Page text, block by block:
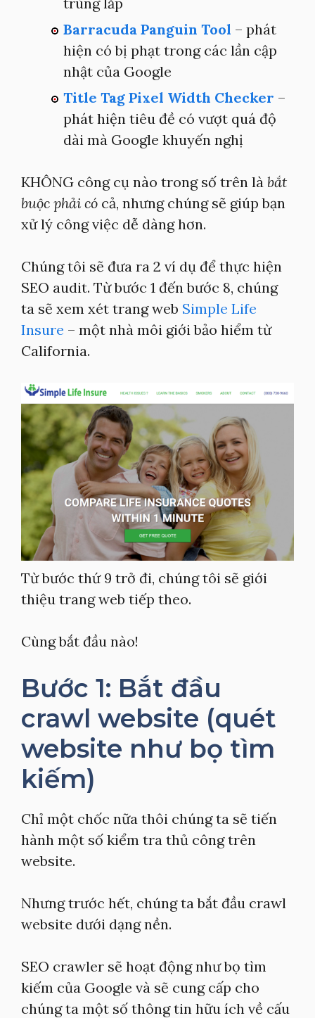
Barracuda Panguin Tool – phát
hiện có bị phạt trong các lần cập
nhật của Google
Title Tag Pixel Width Checker –
phát hiện tiêu đề có vượt quá độ
dài mà Google khuyến nghị
KHÔNG công cụ nào trong số trên là bắt
buộc phải có cả, nhưng chúng sẽ giúp bạn
xử lý công việc dễ dàng hơn.
Chúng tôi sẽ đưa ra 2 ví dụ để thực hiện
SEO audit. Từ bước 1 đến bước 8, chúng
ta sẽ xem xét trang web Simple Life
Insure – một nhà môi giới bảo hiểm từ
California.
Từ bước thứ 9 trở đi, chúng tôi sẽ giới
thiệu trang web tiếp theo.
Cùng bắt đầu nào!
Bước 1: Bắt đầu
crawl website (quét
website như bọ tìm
kiếm)
Chỉ một chốc nữa thôi chúng ta sẽ tiến
hành một số kiểm tra thủ công trên
website.
Nhưng trước hết, chúng ta bắt đầu crawl
website dưới dạng nền.
SEO crawler sẽ hoạt động như bọ tìm
kiếm của Google và sẽ cung cấp cho
chúng ta một số thông tin hữu ích về cấu